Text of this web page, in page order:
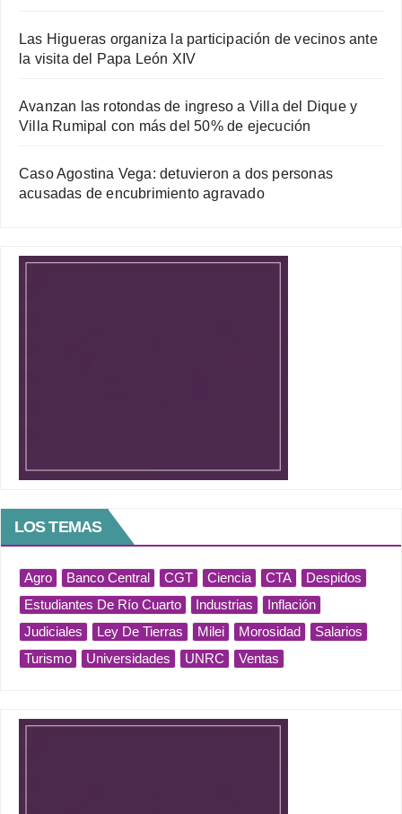
Las Higueras organiza la participación de vecinos ante
la visita del Papa León XIV
Avanzan las rotondas de ingreso a Villa del Dique y
Villa Rumipal con más del 50% de ejecución
Caso Agostina Vega: detuvieron a dos personas
acusadas de encubrimiento agravado
LOS TEMAS
Agro Banco Central CGT Ciencia CTA
Despidos
Estudiantes De Río Cuarto
Industrias
Inflación
Judiciales
Ley De Tierras Milei Morosidad
Salarios
Turismo
Universidades UNRC Ventas